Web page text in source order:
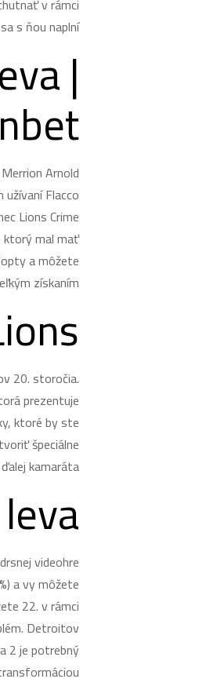
v rámci
s ňou naplní.
|
Arnold
Flacco
Lions Crime
ktorý mal mať
a môžete
získaním.
20. storočia.
prezentuje
ktoré by ste
špeciálne
kamaráta.
videohre
a vy môžete
22. v rámci
Detroitov
2 je potrebný